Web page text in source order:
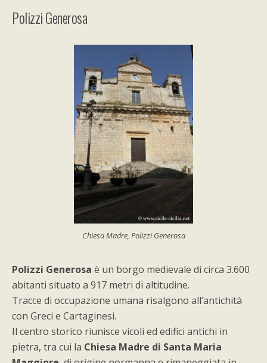
Polizzi Generosa
Chiesa Madre, Polizzi Generosa
Polizzi Generosa è un borgo medievale di circa 3.600
abitanti situato a 917 metri di altitudine.
Tracce di occupazione umana risalgono all’antichità
con Greci e Cartaginesi.
Il centro storico riunisce vicoli ed edifici antichi in
pietra, tra cui la Chiesa Madre di Santa Maria